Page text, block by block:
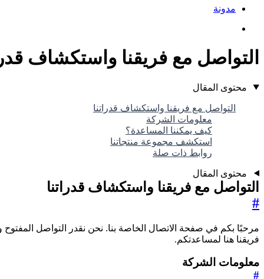
مدونة
التواصل مع فريقنا واستكشاف
محتوى المقال
التواصل مع فريقنا واستكشاف قدراتنا
معلومات الشركة
كيف يمكننا المساعدة؟
استكشف مجموعة منتجاتنا
روابط ذات صلة
محتوى المقال
التواصل مع فريقنا واستكشاف قدراتنا
#
مرحبًا بكم في صفحة الاتصال الخاصة بنا. نحن نقدر التواصل
فريقنا هنا لمساعدتكم.
معلومات الشركة
#